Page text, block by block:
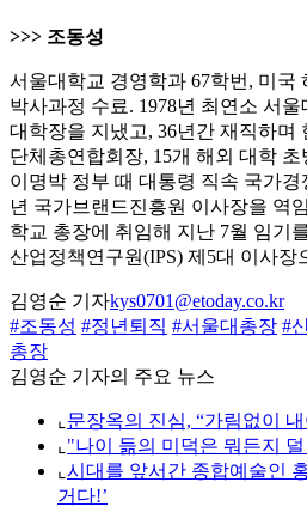
>>> 조동성
서울대학교 경영학과 67학번, 미국
박사과정 수료. 1978년 최연소 서
대학장을 지냈고, 36년간 재직하며
단체총연합회장, 15개 해외 대학
이명박 정부 때 대통령 직속 국가
년 국가브랜드진흥원 이사장을 역
학교 총장에 취임해 지난 7월 임기
산업정책연구원(IPS) 제5대 이사장
김영순 기자kys0701@etoday.co.kr
#조동성 #정년퇴직 #서울대총장 #
총장
김영순 기자의 주요 뉴스
⌞ 문장옥의 진심, “가림없이
⌞ "나이 듦의 미덕은 뭐든지
⌞ 시대를 앞서간 종합예술인
거다!’